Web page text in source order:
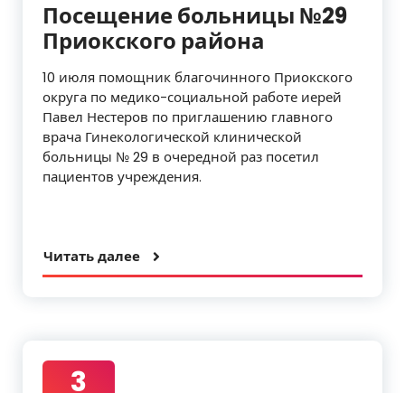
Посещение больницы №29
Приокского района
10 июля помощник благочинного Приокского
округа по медико-социальной работе иерей
Павел Нестеров по приглашению главного
врача Гинекологической клинической
больницы № 29 в очередной раз посетил
пациентов учреждения.
Читать далее
3